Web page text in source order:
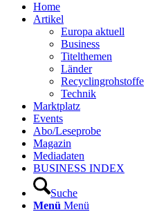
Home
Artikel
Europa aktuell
Business
Titelthemen
Länder
Recyclingrohstoffe
Technik
Marktplatz
Events
Abo/Leseprobe
Magazin
Mediadaten
BUSINESS INDEX
Suche
Menü Menü